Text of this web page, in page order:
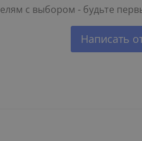
с выбором - будьте
Написать